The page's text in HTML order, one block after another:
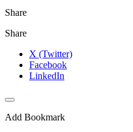
Share
Share
X (Twitter)
Facebook
LinkedIn
Add Bookmark